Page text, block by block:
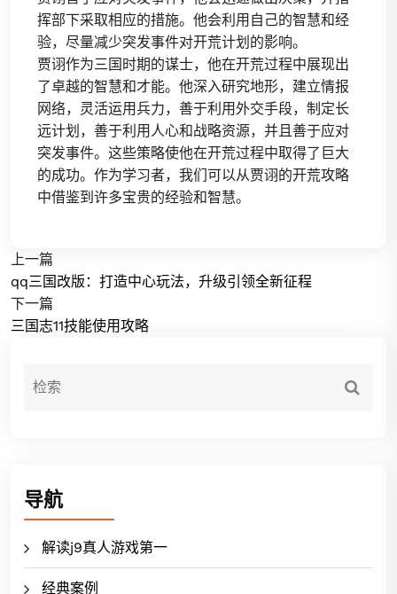
挥部下采取相应的措施。他会利用自己的智慧和经
验，尽量减少突发事件对开荒计划的影响。
贾诩作为三国时期的谋士，他在开荒过程中展现出
了卓越的智慧和才能。他深入研究地形，建立情报
网络，灵活运用兵力，善于利用外交手段，制定长
远计划，善于利用人心和战略资源，并且善于应对
突发事件。这些策略使他在开荒过程中取得了巨大
的成功。作为学习者，我们可以从贾诩的开荒攻略
中借鉴到许多宝贵的经验和智慧。
上一篇
qq三国改版：打造中心玩法，升级引领全新征程
下一篇
三国志11技能使用攻略
导航
解读j9真人游戏第一
经典案例